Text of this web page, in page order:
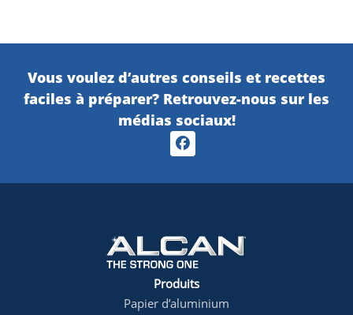
Vous voulez d’autres conseils et recettes
faciles à préparer? Retrouvez-nous sur les
médias sociaux!
Produits
Papier d’aluminium